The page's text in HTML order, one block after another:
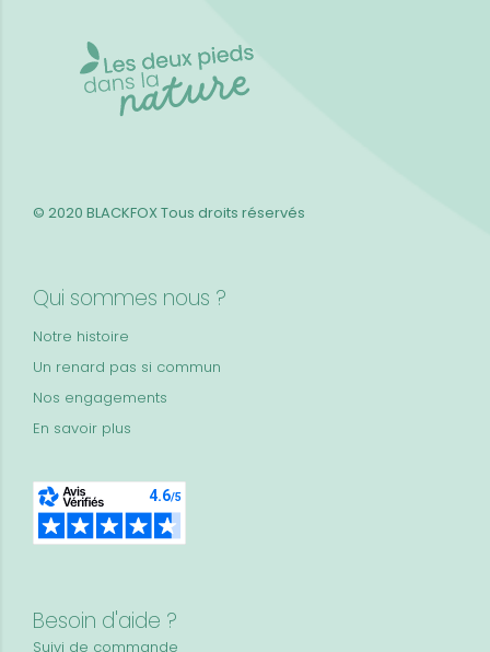
Qui sommes nous ?
Notre histoire
Un renard pas si commun
Nos engagements
En savoir plus
Besoin d'aide ?
Suivi de commande
© 2020 BLACKFOXTous droits réservés